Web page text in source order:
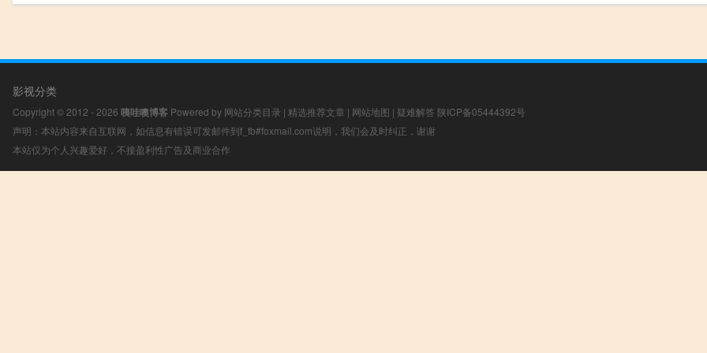
影视分类
Copyright © 2012 - 2026 咦哇噢博客 Powered by 网站分类目录 | 精选推荐文章 | 网站地图 | 疑难解答 陕ICP备05444392号
声明：本站内容来自互联网，如信息有错误可发邮件到f_fb#foxmail.com说明，我们会及时纠正，谢谢
本站仅为个人兴趣爱好，不接盈利性广告及商业合作